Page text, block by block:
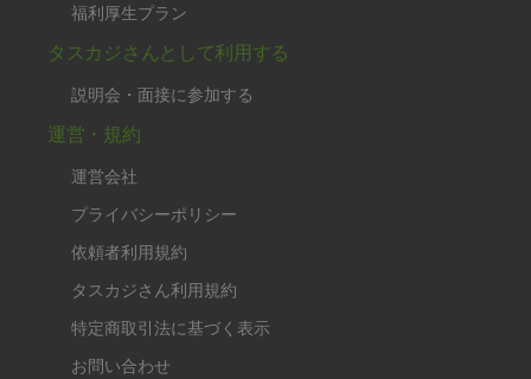
福利厚生プラン
タスカジさんとして利用する
説明会・面接に参加する
運営・規約
運営会社
プライバシーポリシー
依頼者利用規約
タスカジさん利用規約
特定商取引法に基づく表示
お問い合わせ